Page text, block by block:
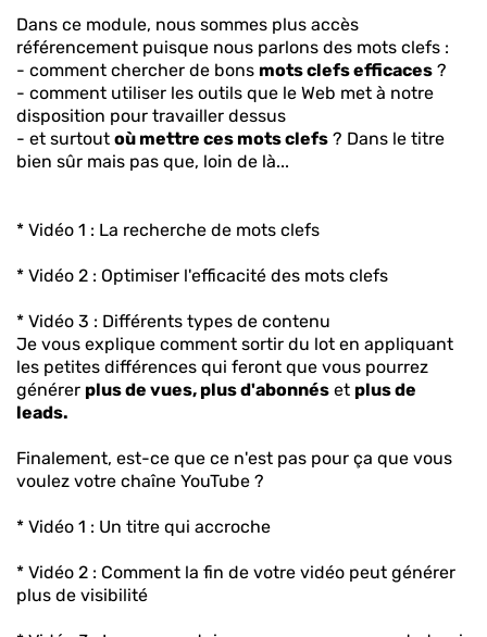
Dans ce module, nous sommes plus accès
référencement puisque nous parlons des mots clefs :
- comment chercher de bons mots clefs efficaces ?
- comment utiliser les outils que le Web met à notre
disposition pour travailler dessus
- et surtout où mettre ces mots clefs ? Dans le titre
bien sûr mais pas que, loin de là...
* Vidéo 1 : La recherche de mots clefs
* Vidéo 2 : Optimiser l'efficacité des mots clefs
* Vidéo 3 : Différents types de contenu
Je vous explique comment sortir du lot en appliquant
les petites différences qui feront que vous pourrez
générer plus de vues, plus d'abonnés et plus de
leads.
Finalement, est-ce que ce n'est pas pour ça que vous
voulez votre chaîne YouTube ?
* Vidéo 1 : Un titre qui accroche
* Vidéo 2 : Comment la fin de votre vidéo peut générer
plus de visibilité